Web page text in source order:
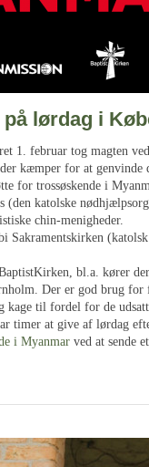
lørdag i
1. februar tog magten
kæmper for at genvinde
for trossøskende i
(den katolske
chin-menigheder.
Sakramentskirken
bl.a. kører
Der er god brug
kage til fordel for de
timer at give af lørdag
i Myanmar ved at sende